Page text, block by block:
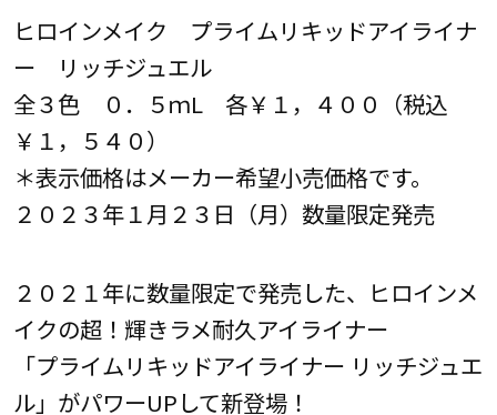
ヒロインメイク プライムリキッドアイライナ
ー リッチジュエル
全３色 ０．５ｍL 各￥１，４００（税込
￥１，５４０）
＊表示価格はメーカー希望小売価格です。
２０２３年１月２３日（月）数量限定発売
２０２１年に数量限定で発売した、ヒロインメ
イクの超！輝きラメ耐久アイライナー
「プライムリキッドアイライナー リッチジュエ
ル」がパワーUPして新登場！